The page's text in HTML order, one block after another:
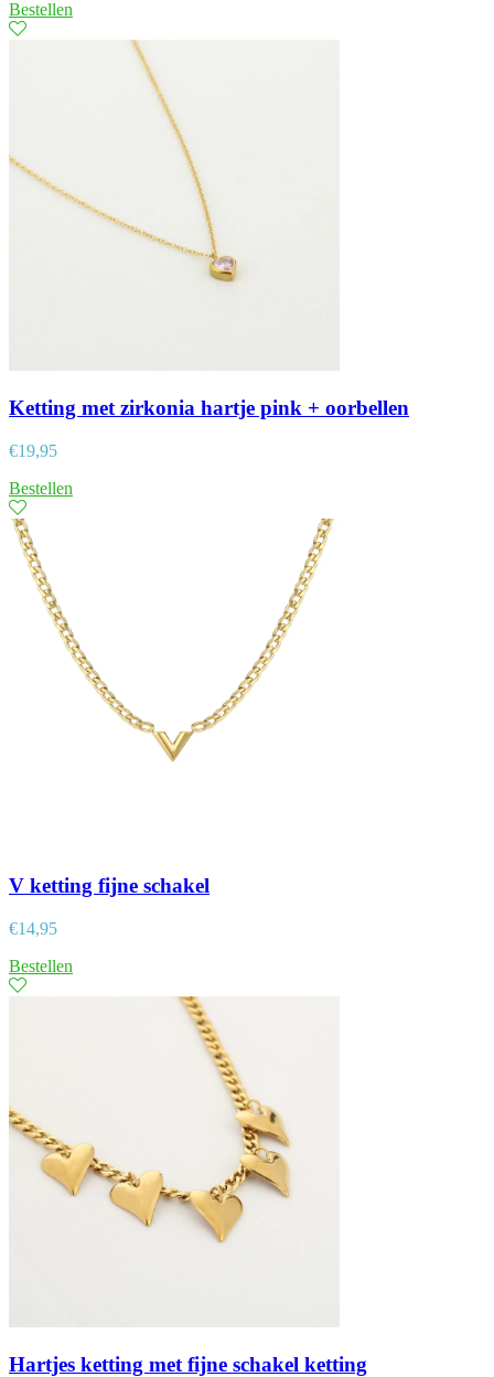
Bestellen
Ketting met zirkonia hartje pink + oorbellen
€19,95
Bestellen
V ketting fijne schakel
€14,95
Bestellen
Hartjes ketting met fijne schakel ketting